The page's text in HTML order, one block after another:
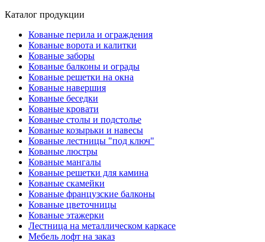
Каталог продукции
Кованые перила и ограждения
Кованые ворота и калитки
Кованые заборы
Кованые балконы и ограды
Кованые решетки на окна
Кованые навершия
Кованые беседки
Кованые кровати
Кованые столы и подстолье
Кованые козырьки и навесы
Кованые лестницы "под ключ"
Кованые люстры
Кованые мангалы
Кованые решетки для камина
Кованые скамейки
Кованые французские балконы
Кованые цветочницы
Кованые этажерки
Лестница на металлическом каркасе
Мебель лофт на заказ